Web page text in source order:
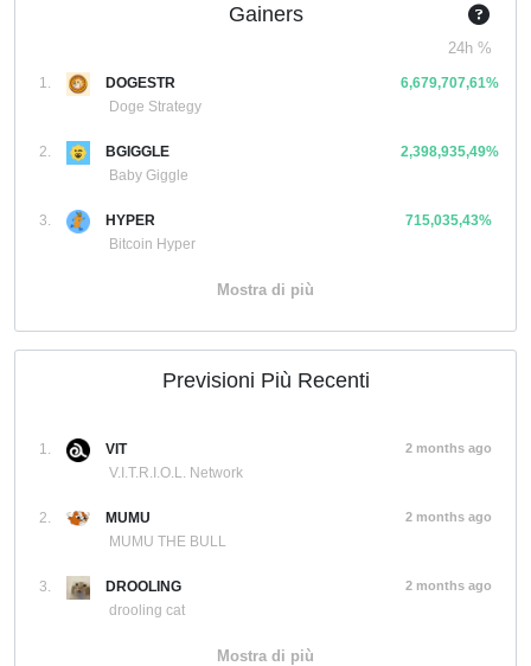
Gainers
24h %
1.
DOGESTR
Doge Strategy
6,679,707,61%
2.
BGIGGLE
Baby Giggle
2,398,935,49%
3.
HYPER
Bitcoin Hyper
715,035,43%
Mostra di più
Previsioni Più Recenti
1.
VIT
V.I.T.R.I.O.L. Network
2 months ago
2.
MUMU
MUMU THE BULL
2 months ago
3.
DROOLING
drooling cat
2 months ago
Mostra di più